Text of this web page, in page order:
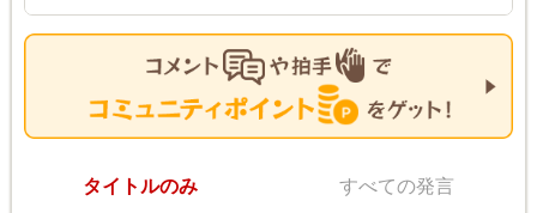
タイトルのみ すべての発言